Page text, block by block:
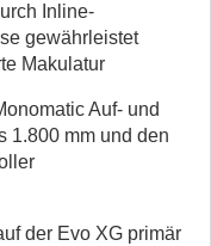
Inline-
gewährleistet
Makulatur
Auf- und
1.800 mm und den
der Evo XG primär